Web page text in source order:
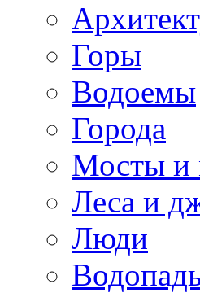
Горы
Водоемы
Города
Мосты и
Леса и
Люди